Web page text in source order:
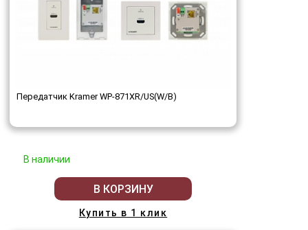
Передатчик Kramer WP-871XR/US(W/B)
В наличии
В КОРЗИНУ
Купить в 1 клик